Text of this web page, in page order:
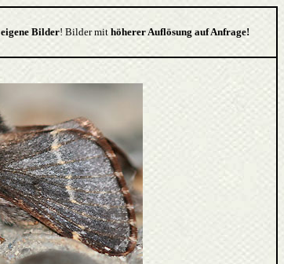
eigene Bilder! Bilder mit höherer Auflösung auf Anfrage!